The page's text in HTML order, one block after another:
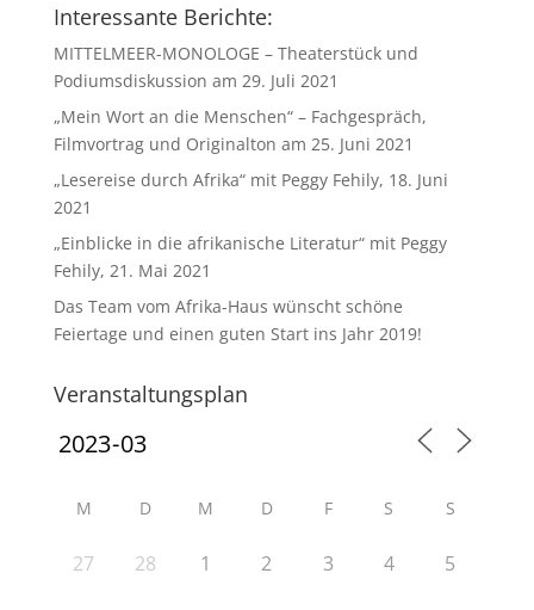
Interessante Berichte:
MITTELMEER-MONOLOGE – Theaterstück und
Podiumsdiskussion am 29. Juli 2021
„Mein Wort an die Menschen“ – Fachgespräch,
Filmvortrag und Originalton am 25. Juni 2021
„Lesereise durch Afrika“ mit Peggy Fehily, 18. Juni
2021
„Einblicke in die afrikanische Literatur“ mit Peggy
Fehily, 21. Mai 2021
Das Team vom Afrika-Haus wünscht schöne
Feiertage und einen guten Start ins Jahr 2019!
Veranstaltungsplan
M D M D F S S
27 28 1 2 3 4 5